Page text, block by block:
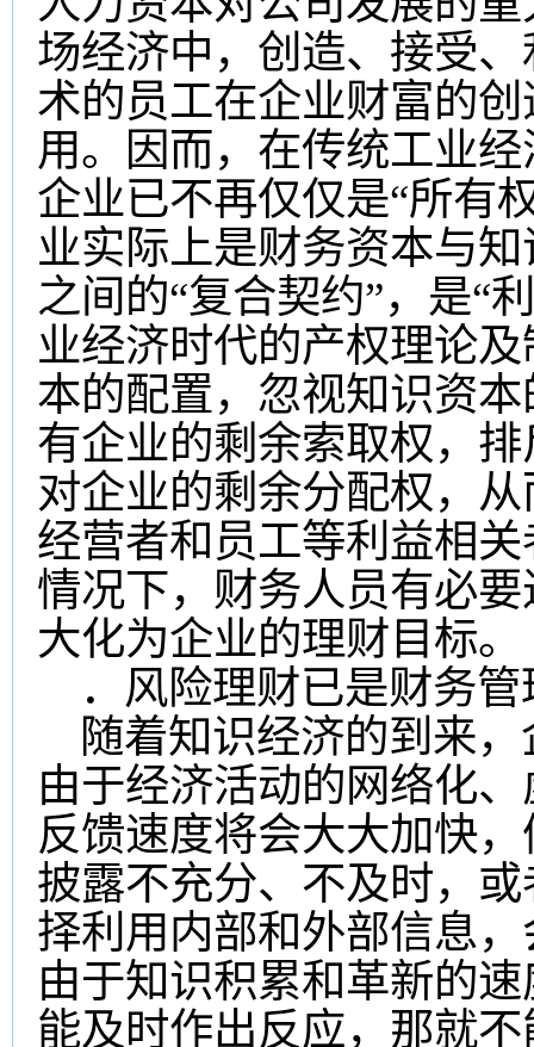
场经济中，创造、接受
术的员工在企业财富的
用。因而，在传统工业
企业已不再仅仅是“所有
业实际上是财务资本与
之间的“复合契约”，是“
业经济时代的产权理论
本的配置，忽视知识资
有企业的剩余索取权，
对企业的剩余分配权，
经营者和员工等利益相
情况下，财务人员有必
大化为企业的理财目标。
．风险理财已是财务管
随着知识经济的到来，
由于经济活动的网络化
反馈速度将会大大加快
披露不充分、不及时，
择利用内部和外部信息
由于知识积累和革新的
能及时作出反应，那就